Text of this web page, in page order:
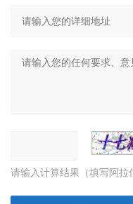
请输入计算结果（填写阿拉